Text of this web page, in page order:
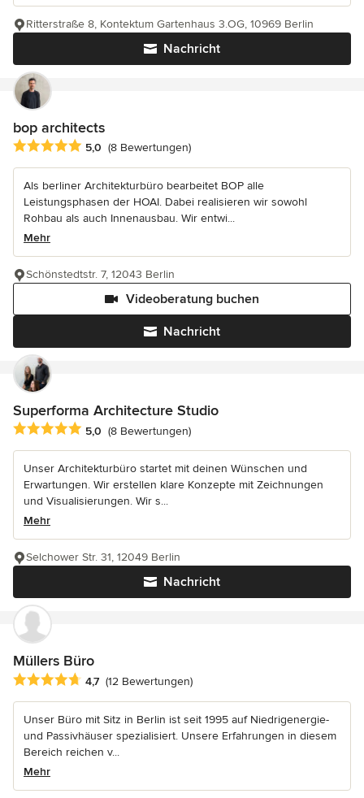
Nachricht
Ritterstraße 8, Kontektum Gartenhaus 3.OG, 10969 Berlin
bop architects
Durchschnittliche Bewertung: 5 von 5 Sternen
5,0 (8 Bewertungen)
Als berliner Architekturbüro bearbeitet BOP alle
Leistungsphasen der HOAI. Dabei realisieren wir sowohl
Rohbau als auch Innenausbau. Wir entwi...
Mehr
Nachricht
Videoberatung buchen
Schönstedtstr. 7, 12043 Berlin
Superforma Architecture Studio
Durchschnittliche Bewertung: 5 von 5 Sternen
5,0 (8 Bewertungen)
Unser Architekturbüro startet mit deinen Wünschen und
Erwartungen. Wir erstellen klare Konzepte mit Zeichnungen
und Visualisierungen. Wir s...
Mehr
Nachricht
Selchower Str. 31, 12049 Berlin
Müllers Büro
Durchschnittliche Bewertung: 4.7 von 5 Sternen
4,7 (12 Bewertungen)
Unser Büro mit Sitz in Berlin ist seit 1995 auf Niedrigenergie-
und Passivhäuser spezialisiert. Unsere Erfahrungen in diesem
Bereich reichen v...
Mehr